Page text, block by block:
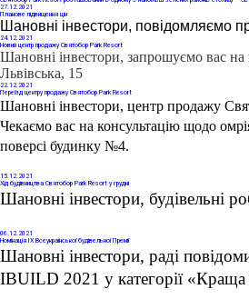
27.12.2021
Планове підвищення цін
Шановні інвестори, повідомляємо
24.12.2021
Новий центр продажу Святобор Park Resort
Шановні інвестори, запрошуємо вас
Львівська, 15
22.12.2021
Переїзд центру продажу Святобор Park Resort
Шановні інвестори, центр продажу
Чекаємо вас на консультацію щодо
поверсі будинку №4.
15.12.2021
Хід будівництва Святобор Park Resort у грудні
Шановні інвестори, будівельні
06.12.2021
Номінація IX Всеукраїнської будівельної Премії
Шановні інвестори, раді
IBUILD 2021 у категорії «Краща